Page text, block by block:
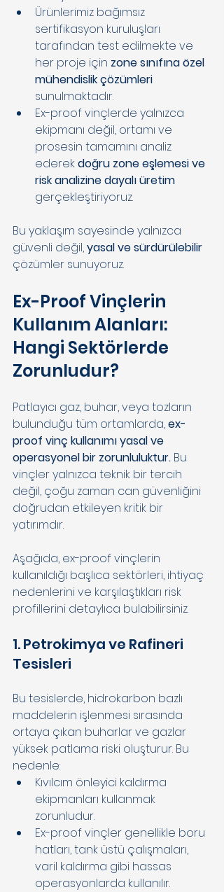
Ürünlerimiz bağımsız
sertifikasyon kuruluşları
tarafından test edilmekte ve
her proje için zone sınıfına özel
mühendislik çözümleri
sunulmaktadır.
Ex-proof vinçlerde yalnızca
ekipmanı değil, ortamı ve
prosesin tamamını analiz
ederek doğru zone eşlemesi ve
risk analizine dayalı üretim
gerçekleştiriyoruz.
Bu yaklaşım sayesinde yalnızca
güvenli değil, yasal ve sürdürülebilir
çözümler sunuyoruz.
Ex-Proof Vinçlerin
Kullanım Alanları:
Hangi Sektörlerde
Zorunludur?
Patlayıcı gaz, buhar, veya tozların
bulunduğu tüm ortamlarda, ex-
proof vinç kullanımı yasal ve
operasyonel bir zorunluluktur. Bu
vinçler yalnızca teknik bir tercih
değil, çoğu zaman can güvenliğini
doğrudan etkileyen kritik bir
yatırımdır.
Aşağıda, ex-proof vinçlerin
kullanıldığı başlıca sektörleri, ihtiyaç
nedenlerini ve karşılaştıkları risk
profillerini detaylıca bulabilirsiniz.
1. Petrokimya ve Rafineri
Tesisleri
Bu tesislerde, hidrokarbon bazlı
maddelerin işlenmesi sırasında
ortaya çıkan buharlar ve gazlar
yüksek patlama riski oluşturur. Bu
nedenle:
Kıvılcım önleyici kaldırma
ekipmanları kullanmak
zorunludur.
Ex-proof vinçler genellikle boru
hatları, tank üstü çalışmaları,
varil kaldırma gibi hassas
operasyonlarda kullanılır.